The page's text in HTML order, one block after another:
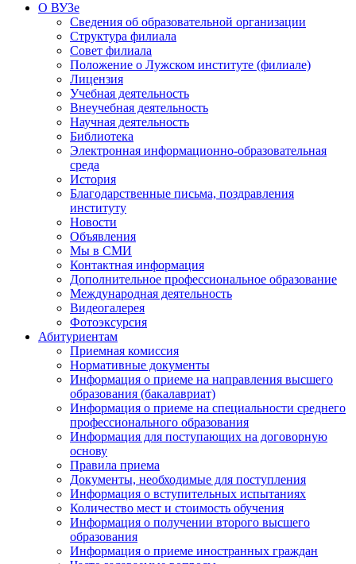
О ВУЗе
Сведения об образовательной организации
Структура филиала
Совет филиала
Положение о Лужском институте (филиале)
Лицензия
Учебная деятельность
Внеучебная деятельность
Научная деятельность
Библиотека
Электронная информационно-образовательная
среда
История
Благодарственные письма, поздравления
институту
Новости
Объявления
Мы в СМИ
Контактная информация
Дополнительное профессиональное образование
Международная деятельность
Видеогалерея
Фотоэксурсия
Абитуриентам
Приемная комиссия
Нормативные документы
Информация о приеме на направления высшего
образования (бакалавриат)
Информация о приеме на специальности среднего
профессионального образования
Информация для поступающих на договорную
основу
Правила приема
Документы, необходимые для поступления
Информация о вступительных испытаниях
Количество мест и стоимость обучения
Информация о получении второго высшего
образования
Информация о приеме иностранных граждан